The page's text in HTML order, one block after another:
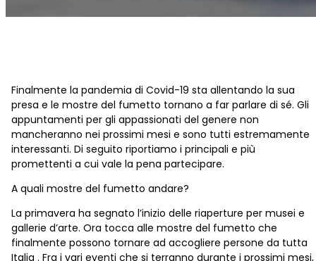
Finalmente la pandemia di Covid-19 sta allentando la sua
presa e le mostre del fumetto tornano a far parlare di sé. Gli
appuntamenti per gli appassionati del genere non
mancheranno nei prossimi mesi e sono tutti estremamente
interessanti. Di seguito riportiamo i principali e più
promettenti a cui vale la pena partecipare.
A quali mostre del fumetto andare?
La primavera ha segnato l’inizio delle riaperture per musei e
gallerie d’arte. Ora tocca alle mostre del fumetto che
finalmente possono tornare ad accogliere persone da tutta
Italia . Fra i vari eventi che si terranno durante i prossimi mesi,